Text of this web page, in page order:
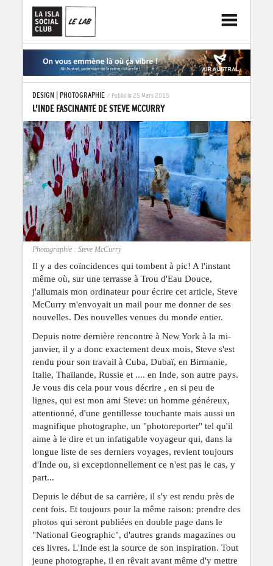
DESIGN PHOTOGRAPHIE / Publié le 25 Mars 2015
L'INDE FASCINANTE DE STEVE MCCURRY
Photographie : Steve McCurry
Il y a des coïncidences qui tombent à pic! A l'instant
même où, sur une terrasse à Trou d'Eau Douce,
j'allumais mon ordinateur pour écrire cet article, Steve
McCurry m'envoyait un mail pour me donner de ses
nouvelles. Des nouvelles venues du monde entier.
Depuis notre dernière rencontre à New York à la mi-
janvier, il y a donc exactement deux mois, Steve s'est
rendu pour son travail à Cuba, Dubaï, en Birmanie,
Italie, Thaïlande, Russie et .... en Inde, son autre pays.
Je vous dis cela pour vous décrire , en si peu de
lignes, qui est mon ami Steve: un homme généreux,
attentionné, d'une gentillesse touchante mais aussi un
magnifique photographe, un "photoreporter" tel qu'il
aime à le dire et un infatigable voyageur qui, dans la
longue liste de ses derniers voyages, revient toujours
d'Inde ou, si exceptionnellement ce n'est pas le cas, y
part...
Depuis le début de sa carrière, il s'y est rendu près de
cent fois. Et toujours pour la même raison: prendre des
photos qui seront publiées en double page dans le
"National Geographic", d'autres grands magazines ou
ces livres. L'Inde est la source de son inspiration. Tout
jeune photographe, il en rêvait avant même d'y mettre